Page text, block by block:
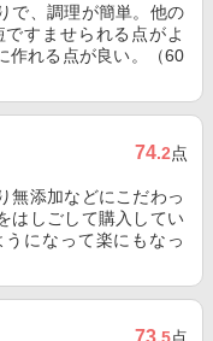
で、調理が簡単。他の
すませられる点がよ
作れる点が良い。（60
74.2点
無添加などにこだわっ
はしごして購入してい
になって楽にもなっ
73